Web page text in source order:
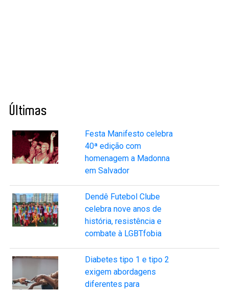
Últimas
Festa Manifesto celebra
40ª edição com
homenagem a Madonna
em Salvador
Dendê Futebol Clube
celebra nove anos de
história, resistência e
combate à LGBTfobia
Diabetes tipo 1 e tipo 2
exigem abordagens
diferentes para